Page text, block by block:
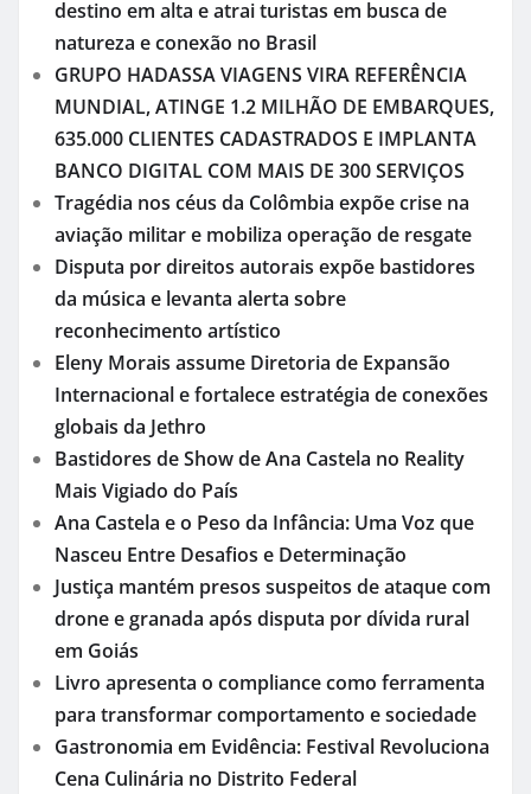
destino em alta e atrai turistas em busca de
natureza e conexão no Brasil
GRUPO HADASSA VIAGENS VIRA REFERÊNCIA
MUNDIAL, ATINGE 1.2 MILHÃO DE EMBARQUES,
635.000 CLIENTES CADASTRADOS E IMPLANTA
BANCO DIGITAL COM MAIS DE 300 SERVIÇOS
Tragédia nos céus da Colômbia expõe crise na
aviação militar e mobiliza operação de resgate
Disputa por direitos autorais expõe bastidores
da música e levanta alerta sobre
reconhecimento artístico
Eleny Morais assume Diretoria de Expansão
Internacional e fortalece estratégia de conexões
globais da Jethro
Bastidores de Show de Ana Castela no Reality
Mais Vigiado do País
Ana Castela e o Peso da Infância: Uma Voz que
Nasceu Entre Desafios e Determinação
Justiça mantém presos suspeitos de ataque com
drone e granada após disputa por dívida rural
em Goiás
Livro apresenta o compliance como ferramenta
para transformar comportamento e sociedade
Gastronomia em Evidência: Festival Revoluciona
Cena Culinária no Distrito Federal